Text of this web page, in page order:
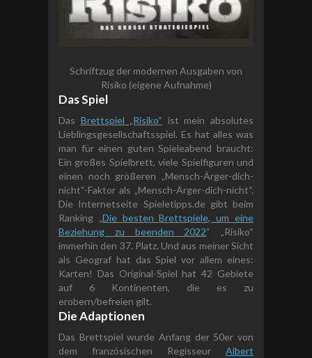
Schriftzug der modernen Ausgaben von
Risiko (eigene Aufnahme)
Das Spiel
Das Brettspiel „Risiko“ ist mein absolutes
Lieblingsgesellschaftsspiel. Es hat alles was
man für einen guten Spieleabend braucht:
Ein großes Spielbrett, viele Spielfiguren und
einen noch größeren „Mensch-Ärger-dich-
nicht“-Faktor als „Mensch-Ärger-dich-nicht“.
Die Internetseite Spieletipps.de gibt beim
Ranking „Die besten Brettspiele, um eine
Beziehung zu beenden 2022“ „Risiko“
immerhin den 37. Platz. Und aus meiner Sicht
als Geograf hat das Spiel vor allem eines:
Karten! Das Original-Spiel hat 42 Gebiete
auf 6 Kontinenten, die es zu
erobern/befreien gilt.
Die Adaptionen
Das Brettspiel wurde Anfang der 50er von
dem französischen Regisseur Albert